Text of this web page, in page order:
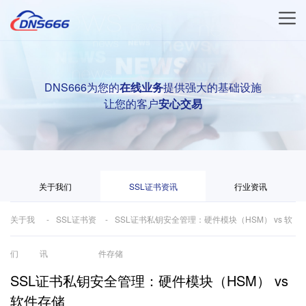
DNS666为您的在线业务提供强大的基础设施
让您的客户安心交易
关于我们 SSL证书资讯 行业资讯
关于我
们
SSL证书资
讯
SSL证书私钥安全管理：硬件模块（HSM） vs 软
件存储
SSL证书私钥安全管理：硬件模块（HSM） vs
软件存储